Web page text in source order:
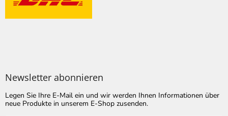
Newsletter abonnieren
Legen Sie Ihre E-Mail ein und wir werden Ihnen Informationen über
neue Produkte in unserem E-Shop zusenden.